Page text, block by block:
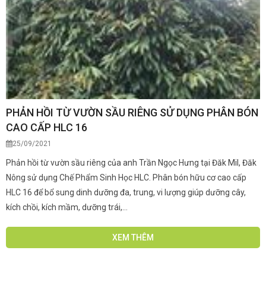
PHẢN HỒI TỪ VƯỜN SẦU RIÊNG SỬ DỤNG PHÂN BÓN
CAO CẤP HLC 16
25/09/2021
Phản hồi từ vườn sầu riêng của anh Trần Ngọc Hưng tại Đăk Mil, Đăk
Nông sử dụng Chế Phẩm Sinh Học HLC. Phân bón hữu cơ cao cấp
HLC 16 để bổ sung dinh dưỡng đa, trung, vi lượng giúp dưỡng cây,
kích chồi, kích mầm, dưỡng trái,...
XEM THÊM